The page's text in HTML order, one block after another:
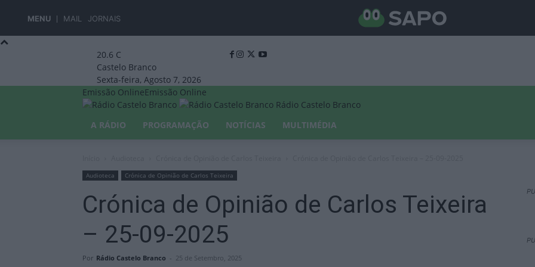
MENU MAIL JORNAIS
20.6 C
Castelo Branco
Sexta-feira, Agosto 7, 2026
Emissão OnlineEmissão Online
Rádio Castelo Branco
A RÁDIO
PROGRAMAÇÃO NOTÍCIAS MULTIMÉDIA
Audioteca Crónica de Opinião de Carlos Teixeira
Crónica de Opinião de Carlos Teixeira
– 25-09-2025
Por Rádio Castelo Branco - 25 de Setembro, 2025